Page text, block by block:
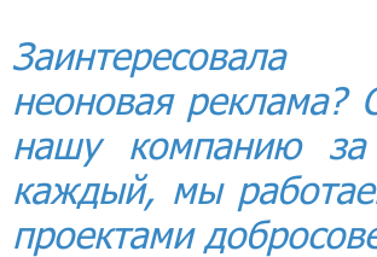
неоновая реклама?
нашу компанию
каждый, мы
проектами